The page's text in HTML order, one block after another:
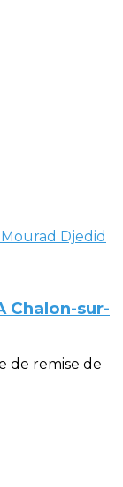
Chalon-sur-
de remise de